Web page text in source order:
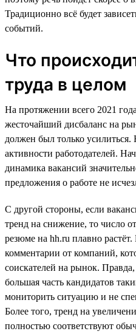
Традиционно всё будет
событий.
Что
труда в целом
На протяжении всего 2021
жесточайший дисбаланс на
должен был только
активности работодателей.
динамика вакансий
предложения о работе не
С другой стороны, если
тренд на снижение, то число
резюме на hh.ru плавно
комментарии от компаний,
соискателей на рынок.
большая часть кандидатов
мониторить ситуацию и не
Более того, тренд на
полностью соответствуют